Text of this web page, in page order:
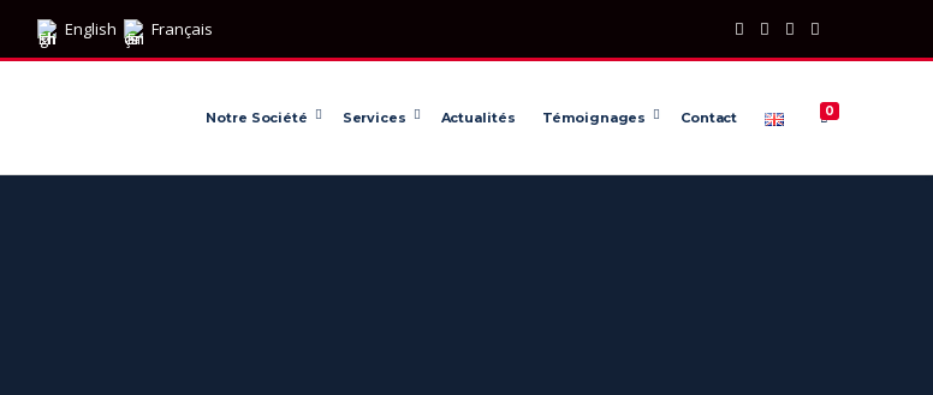
English Français
Notre Société Services Actualités Témoignages Contact 0